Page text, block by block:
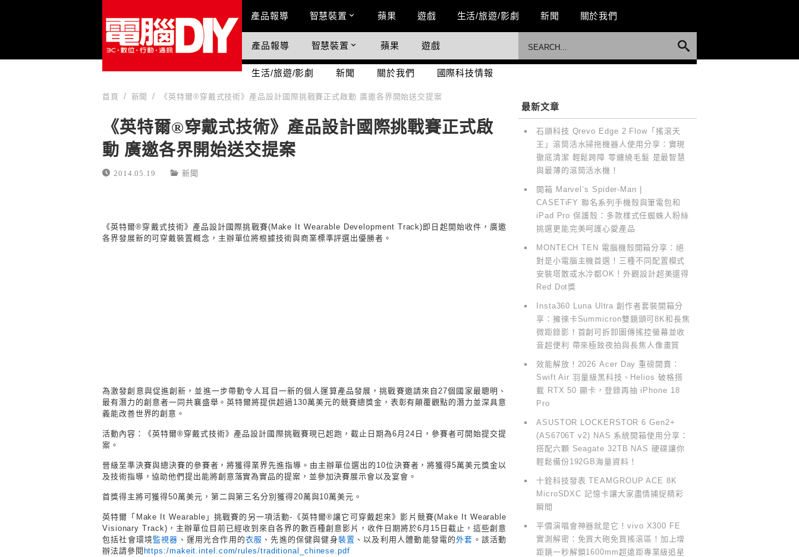
Main Menu
產品報導 智慧裝置 蘋果 遊戲 生活/旅遊/影劇 新聞 關於我們
國際科技情報
產品報導 智慧裝置 蘋果 遊戲
生活/旅遊/影劇 新聞 關於我們 國際科技情報
首頁 新聞 《英特爾®穿戴式技術》產品設計國際挑戰賽正式啟動 廣邀各界開始送交提案
《英特爾®穿戴式技術》產品設計國際挑戰賽正式啟
動 廣邀各界開始送交提案
2014.05.19 新聞
《英特爾®穿戴式技術》產品設計國際挑戰賽(Make It Wearable Development Track)即日起開始收件，廣邀
各界發展新的可穿戴裝置概念，主辦單位將根據技術與商業標準評選出優勝者。
為激發創意與促進創新，並進一步帶動令人耳目一新的個人運算產品發展，挑戰賽邀請來自27個國家最聰明、
最有潛力的創意者一同共襄盛舉。英特爾將提供超過130萬美元的競賽總獎金，表彰有顛覆觀點的潛力並深具意
義能改善世界的創意。
活動內容：《英特爾®穿戴式技術》產品設計國際挑戰賽現已起跑，截止日期為6月24日，參賽者可開始提交提
案。
晉級至準決賽與總決賽的參賽者，將獲得業界先進指導。由主辦單位選出的10位決賽者，將獲得5萬美元獎金以
及技術指導，協助他們提出能將創意落實為實品的提案，並參加決賽展示會以及宴會。
首獎得主將可獲得50萬美元，第二與第三名分別獲得20萬與10萬美元。
英特爾「Make It Wearable」挑戰賽的另一項活動-《英特爾®讓它可穿戴起來》影片競賽(Make It Wearable
Visionary Track)，主辦單位目前已經收到來自各界的數百種創意影片，收件日期將於6月15日截止，這些創意
包括社會環境監視器 、運用光合作用的衣服 、先進的保健與健身裝置 、以及利用人體動能發電的外套 。該活動
辦法請參閱 https:/makeit.intel.com/rules/traditional_chinese.pdf
最新文章
石頭科技 Qrevo Edge 2 Flow「搖滾天
王」滾筒活水掃拖機器人使用分享：實現
徹底清潔 輕鬆跨障 零纏繞毛髮 是最智慧
與最薄的滾筒活水機！
開箱 Marvel’s Spider-Man |
CASETiFY 聯名系列手機殼與筆電包和
iPad Pro 保護殼：多款樣式任蜘蛛人粉絲
挑選更能完美呵護心愛產品
MONTECH TEN 電腦機殼開箱分享：絕
對是小電腦主機首選！三種不同配置模式
安裝塔散或水冷都OK！外觀設計超美還得
Red Dot獎
Insta360 Luna Ultra 創作者套裝開箱分
享：擁徠卡Summicron雙鏡頭可8K和長焦
微距錄影！首創可拆卸圖傳搖控螢幕並收
音超便利 帶來極致夜拍與長焦人像畫質
效能解放！2026 Acer Day 重磅開賣：
Swift Air 羽量級黑科技、Helios 破格搭
載 RTX 50 顯卡，登錄再抽 iPhone 18
Pro
ASUSTOR LOCKERSTOR 6 Gen2+
(AS6706T v2) NAS 系統開箱使用分享：
搭配六顆 Seagate 32TB NAS 硬碟讓你
輕鬆備份192GB海量資料！
十銓科技發表 TEAMGROUP ACE 8K
MicroSDXC 記憶卡讓大家盡情捕捉精彩
瞬間
平價演唱會神器就是它！vivo X300 FE
實測解密：免買大砲免買搖滾區！加上增
距鏡一秒解鎖1600mm超遠距專業級追星